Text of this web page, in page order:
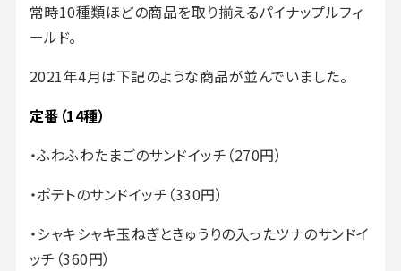
常時10種類ほどの商品を取り揃えるパイナップルフィ
ールド。
2021年4月は下記のような商品が並んでいました。
定番（14種）
・ふわふわたまごのサンドイッチ（270円）
・ポテトのサンドイッチ（330円）
・シャキシャキ玉ねぎときゅうりの入ったツナのサンドイ
ッチ（360円）